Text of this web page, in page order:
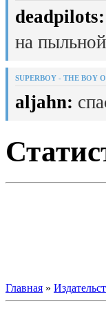
deadpilots:
на
SUPERBOY - THE BOY
aljahn:
Главная »